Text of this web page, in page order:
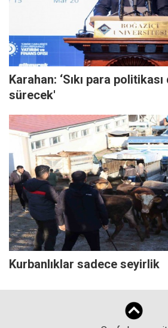
Karahan: ‘Sıkı para
sürecek'
Kurbanlıklar sadece seyirlik